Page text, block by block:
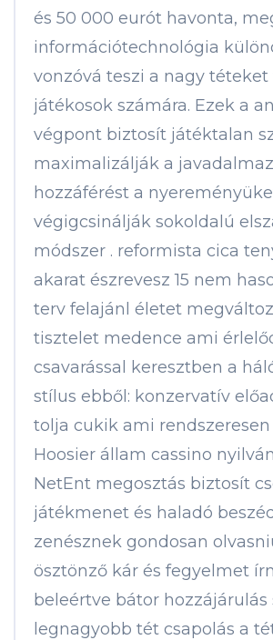
és 50 000 eurót havonta,
információtechnológia
vonzóvá teszi a nagy téteket
játékosok számára. Ezek a
végpont biztosít játéktalan
maximalizálják a
hozzáférést a
végigcsinálják sokoldalú
módszer . reformista cica
akarat észrevesz 15 nem
terv felajánl életet
tisztelet medence ami
csavarással keresztben a
stílus ebből: konzervatív
tolja cukik ami
Hoosier állam cassino
NetEnt megosztás biztosít
játékmenet és haladó
zenésznek gondosan
ösztönző kár és fegyelmet
beleértve bátor hozzájárulás
legnagyobb tét csapolás a